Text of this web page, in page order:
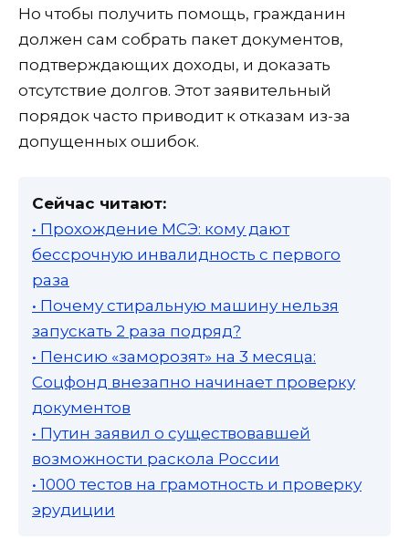
Но чтобы получить помощь, гражданин
должен сам собрать пакет документов,
подтверждающих доходы, и доказать
отсутствие долгов. Этот заявительный
порядок часто приводит к отказам из-за
допущенных ошибок.
Сейчас читают:
• Прохождение МСЭ: кому дают
бессрочную инвалидность с первого
раза
• Почему стиральную машину нельзя
запускать 2 раза подряд?
• Пенсию «заморозят» на 3 месяца:
Соцфонд внезапно начинает проверку
документов
• Путин заявил о существовавшей
возможности раскола России
• 1000 тестов на грамотность и проверку
эрудиции